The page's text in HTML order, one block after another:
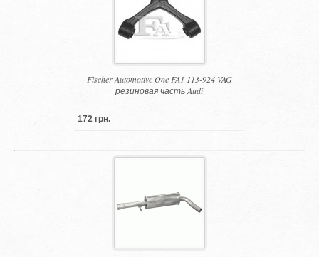
Fischer Automotive One FA1 113-924 VAG
резиновая часть Audi
172 грн.